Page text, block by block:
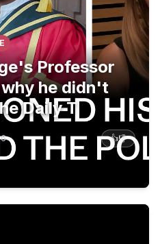
Professor
he didn't
Daily T
👍👎
carburants ? / Faut-il